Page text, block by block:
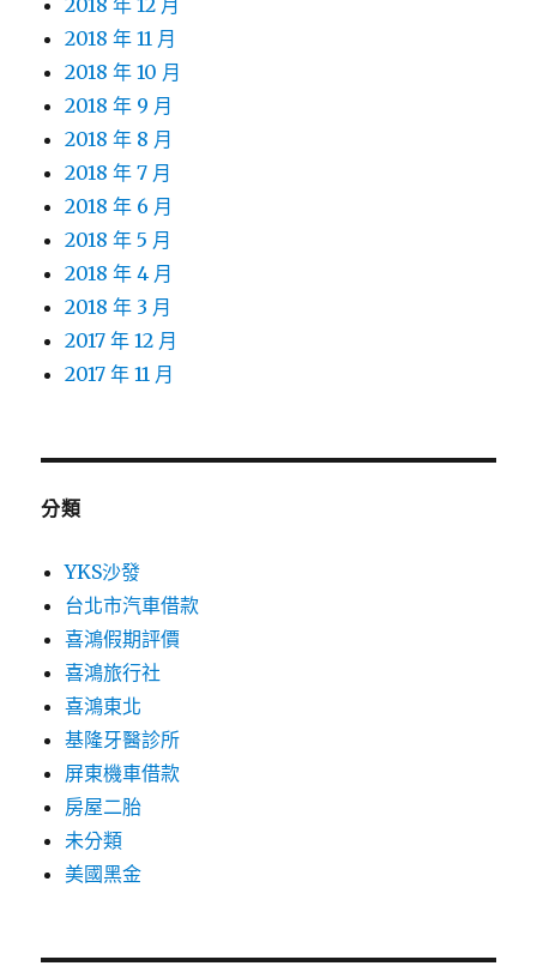
2018 年 12 月
2018 年 11 月
2018 年 10 月
2018 年 9 月
2018 年 8 月
2018 年 7 月
2018 年 6 月
2018 年 5 月
2018 年 4 月
2018 年 3 月
2017 年 12 月
2017 年 11 月
分類
YKS沙發
台北市汽車借款
喜鴻假期評價
喜鴻旅行社
喜鴻東北
基隆牙醫診所
屏東機車借款
房屋二胎
未分類
美國黑金